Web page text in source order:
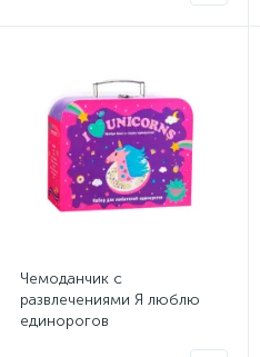
Чемоданчик с
развлечениями Я люблю
единорогов